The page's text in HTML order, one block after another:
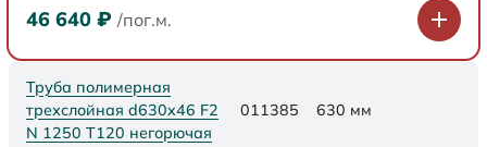
46 640 ₽ /пог.м.
Труба полимерная
трехслойная d630x46 F2
N 1250 Т120 негорючая
011385 630 мм